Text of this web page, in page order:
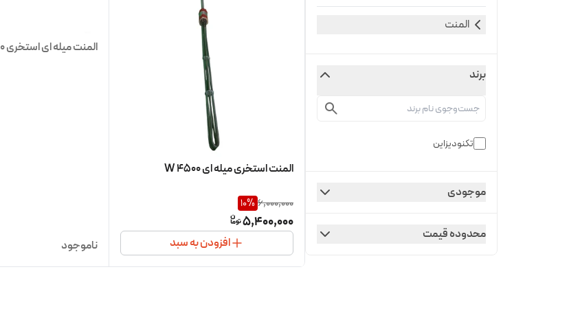
المنت
برند
تکنودیزاین
موجودی
محدوده قیمت
المنت استخری میله ای 4500 W
6,000,000
10%
5,400,000
افزودن به سبد
المنت میله ای استخری 3000 وات
ناموجود